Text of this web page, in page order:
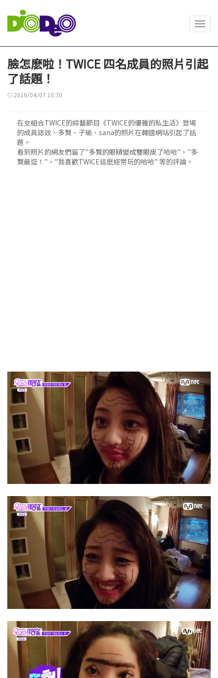
臉怎麽啦！TWICE 四名成員的照片引起
了話題！
2016/04/07 10:30
在女組合TWICE的綜藝節目《TWICE的優雅的私生活》登場
的成員誌效、多賢、子瑜、sana的照片在韓國網站引起了話
題。
看到照片的網友們留了"多賢的眼睛變成雙眼皮了哈哈"，"多
賢最逗！"，"我喜歡TWICE這麽經常玩的哈哈" 等的評論。